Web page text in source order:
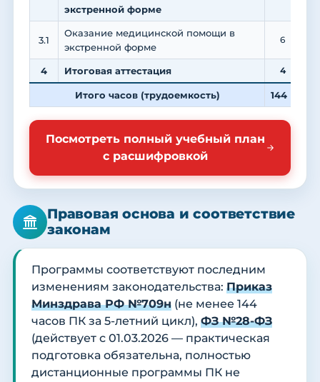
экстренной форме
3.1
Оказание медицинской помощи в
экстренной форме
6
4 Итоговая аттестация 4
Итого часов (трудоемкость) 144
Посмотреть полный учебный план
с расшифровкой
Правовая основа и соответствие
законам
Программы соответствуют последним
изменениям законодательства: Приказ
Минздрава РФ №709н (не менее 144
часов ПК за 5-летний цикл), ФЗ №28-ФЗ
(действует с 01.03.2026 — практическая
подготовка обязательна, полностью
дистанционные программы ПК не